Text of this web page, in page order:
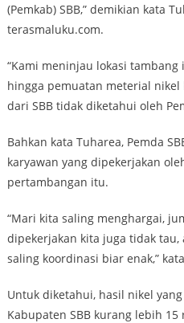
(Pemkab) SBB,” demikian kata
terasmaluku.com.
“Kami meninjau lokasi
hingga pemuatan meterial
dari SBB tidak diketahui oleh
Bahkan kata Tuharea, Pemda
karyawan yang dipekerjakan
pertambangan itu.
“Mari kita saling menghargai,
dipekerjakan kita juga tidak tau,
saling koordinasi biar enak,”
Untuk diketahui, hasil nikel
Kabupaten SBB kurang lebih